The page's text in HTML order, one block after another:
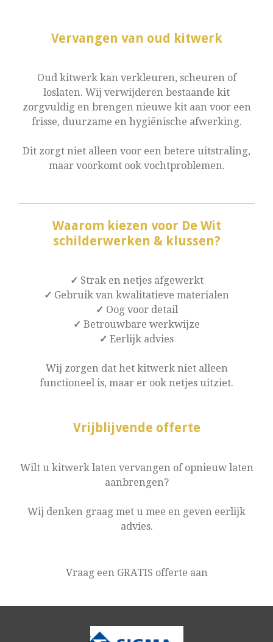
Vervangen van oud kitwerk
Oud kitwerk kan verkleuren, scheuren of
loslaten. Wij verwijderen bestaande kit
zorgvuldig en brengen nieuwe kit aan voor een
frisse, duurzame en hygiënische afwerking.
Dit zorgt niet alleen voor een betere uitstraling,
maar voorkomt ook vochtproblemen.
Waarom kiezen voor De Wit
schilderwerken & klussen?
✓ Strak en netjes afgewerkt
✓ Gebruik van kwalitatieve materialen
✓ Oog voor detail
✓ Betrouwbare werkwijze
✓ Eerlijk advies
Wij zorgen dat het kitwerk niet alleen
functioneel is, maar er ook netjes uitziet.
Vrijblijvende offerte
Wilt u kitwerk laten vervangen of opnieuw laten
aanbrengen?
Wij denken graag met u mee en geven eerlijk
advies.
Vraag een GRATIS offerte aan